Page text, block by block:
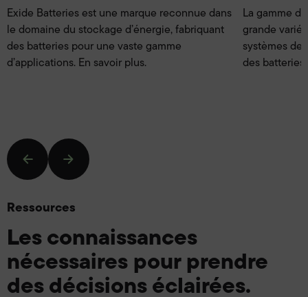
Exide Batteries est une marque reconnue dans
le domaine du stockage d’énergie, fabriquant
des batteries pour une vaste gamme
d’applications. En savoir plus.
La gamme
grande
systèmes
des
Ressources
Les connaissances
nécessaires pour prendre
des décisions éclairées.